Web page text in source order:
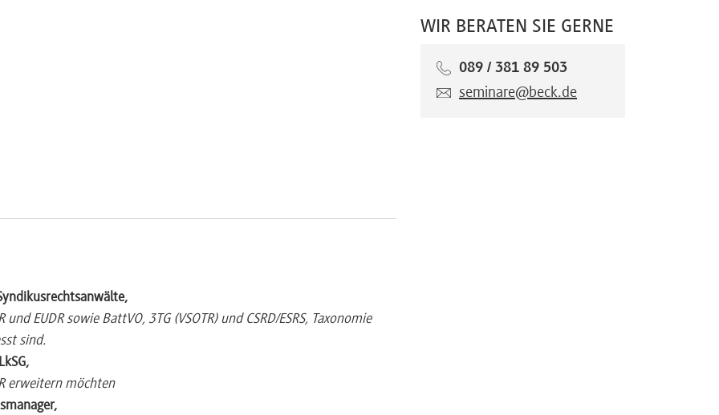
G1), LkSG Policy Statement (§ 6 Abs. 2), CSDDD Art. 5 Due Diligence
an Policies
für ein Referenzunternehmen
2 und CSDDD Annex I
(Kinderarbeit, Zwangsarbeit, Sklaverei, Arbeitsschutz,
vs. Lieferkette; Haftungsregel Art. 22 CSDDD
4 + 5)
Global Slavery Index); Risk Intelligence Tools (RepRisk, EcoVadis)
Angemessenheitsgrundsatz; Mapping Lieferant / Region / Produkt
EUDR sowie BattVO, 3TG (VSOTR) und CSRD/ESRS, Taxonomie
sind.
erweitern möchten
WIR BERATEN SIE GERNE
089 / 381 89 503
seminare@beck.de